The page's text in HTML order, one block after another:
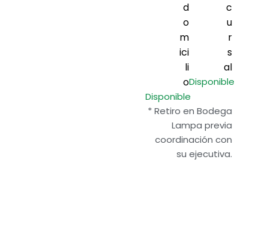
d
o
m
ici
li
o
Disponible
c
u
r
s
al
Disponible
* Retiro en Bodega
Lampa previa
coordinación con
su ejecutiva.